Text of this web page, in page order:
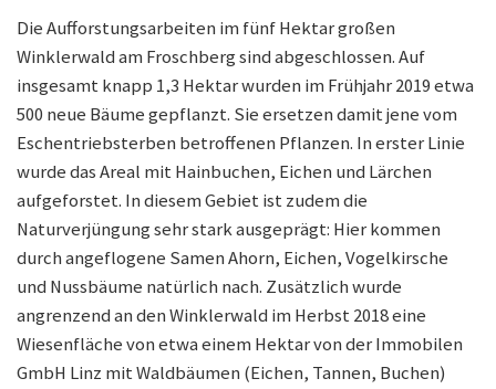
Die Aufforstungsarbeiten im fünf Hektar großen
Winklerwald am Froschberg sind abgeschlossen. Auf
insgesamt knapp 1,3 Hektar wurden im Frühjahr 2019 etwa
500 neue Bäume gepflanzt. Sie ersetzen damit jene vom
Eschentriebsterben betroffenen Pflanzen. In erster Linie
wurde das Areal mit Hainbuchen, Eichen und Lärchen
aufgeforstet. In diesem Gebiet ist zudem die
Naturverjüngung sehr stark ausgeprägt: Hier kommen
durch angeflogene Samen Ahorn, Eichen, Vogelkirsche
und Nussbäume natürlich nach. Zusätzlich wurde
angrenzend an den Winklerwald im Herbst 2018 eine
Wiesenfläche von etwa einem Hektar von der Immobilen
GmbH Linz mit Waldbäumen (Eichen, Tannen, Buchen)